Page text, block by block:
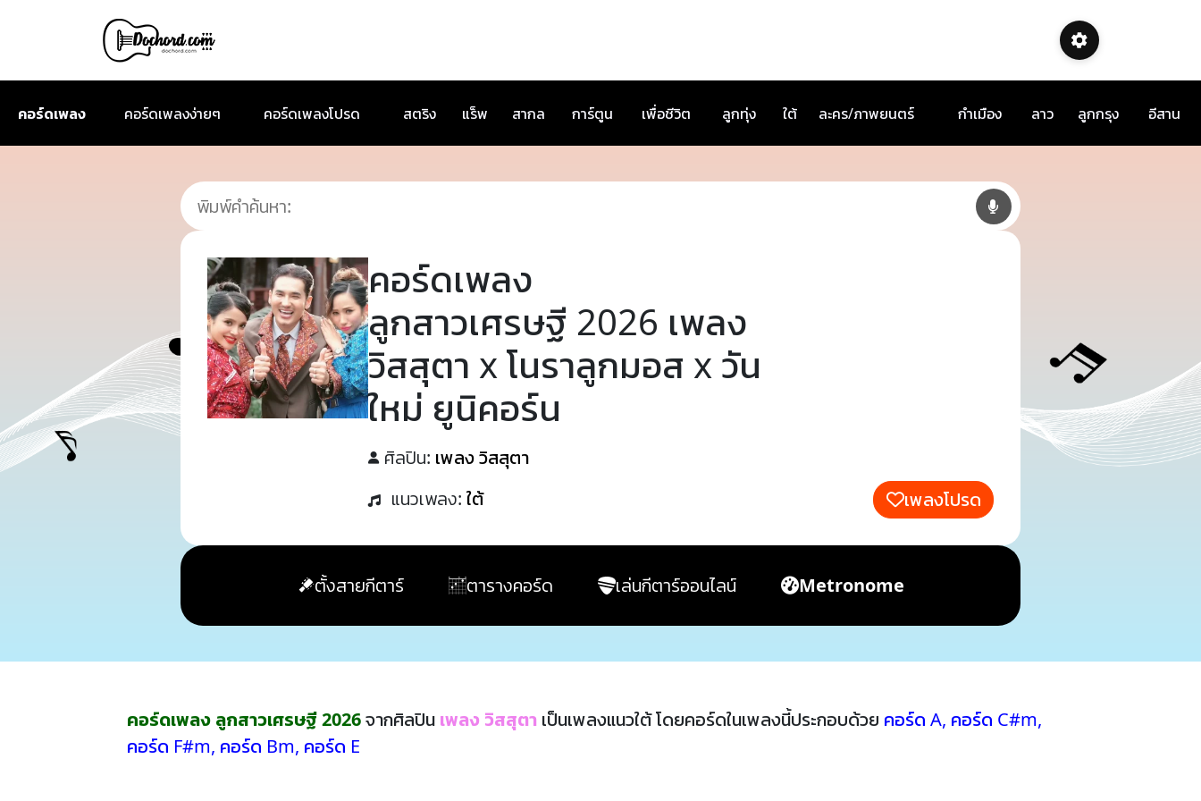
คอร์ดเพลง คอร์ดเพลงง่ายๆ คอร์ดเพลงโปรด สตริง แร็พ สากล การ์ตูน เพื่อชีวิต ลูกทุ่ง ใต้ ละคร/ภาพยนตร์ กำเมือง ลาว ลูกกรุง อีสาน
คอร์ดเพลง
ลูกสาวเศรษฐี 2026 เพลง
วิสสุตา x โนราลูกมอส x วัน
ใหม่ ยูนิคอร์น
ศิลปิน: เพลง วิสสุตา
แนวเพลง: ใต้ เพลงโปรด
ตั้งสายกีตาร์ ตารางคอร์ด เล่นกีตาร์ออนไลน์ Metronome
คอร์ดเพลง ลูกสาวเศรษฐี 2026จากศิลปิน เพลง วิสสุตา เป็นเพลงแนวใต้ โดยคอร์ดในเพลงนี้ประกอบด้วย คอร์ด A, คอร์ด C#m,
คอร์ด F#m, คอร์ด Bm, คอร์ด E